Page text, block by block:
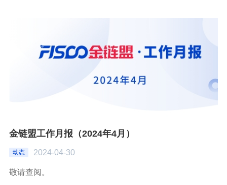
金链盟工作月报（2024年4月）
动态 2024-04-30
敬请查阅。